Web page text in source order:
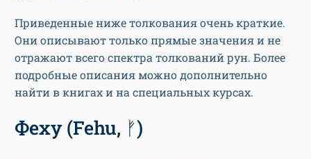
Приведенные ниже толкования очень краткие.
Они описывают только прямые значения и не
отражают всего спектра толкований рун. Более
подробные описания можно дополнительно
найти в книгах и на специальных курсах.
Феху (Fehu, ᚠ)